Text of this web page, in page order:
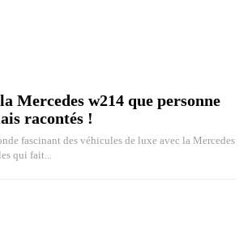
Mercedes w214 que personne
racontés !
fascinant des véhicules de luxe avec la Mercedes
qui fait...